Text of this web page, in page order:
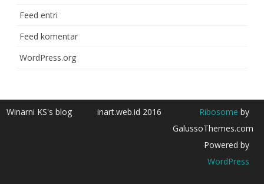
Feed entri
Feed komentar
WordPress.org
Winarni KS's blog inart.web.id 2016 Ribosome by
GalussoThemes.com
Powered by
WordPress